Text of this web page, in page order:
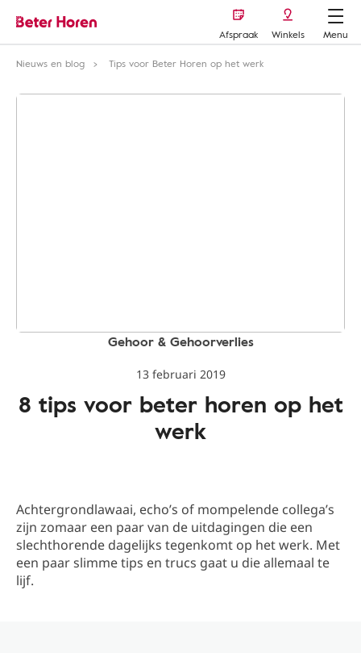
Afspraak Winkels
Menu
Nieuws en blog
Tips voor Beter Horen op het werk
Gehoor & Gehoorverlies
13 februari 2019
8 tips voor beter horen op het
werk
Achtergrondlawaai, echo’s of mompelende collega’s
zijn zomaar een paar van de uitdagingen die een
slechthorende dagelijks tegenkomt op het werk. Met
een paar slimme tips en trucs gaat u die allemaal te
lijf.